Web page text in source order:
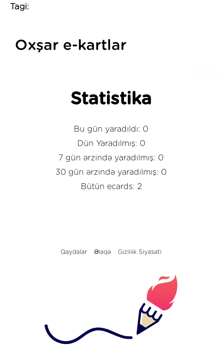
Tagi:
Oxşar e-kartlar
Statistika
Bu gün yaradıldı: 0
Dün Yaradılmış: 0
7 gün ərzində yaradılmış: 0
30 gün ərzində yaradılmış: 0
Bütün ecards: 2
Qaydalar Əlaqə Gizlilik Siyasəti